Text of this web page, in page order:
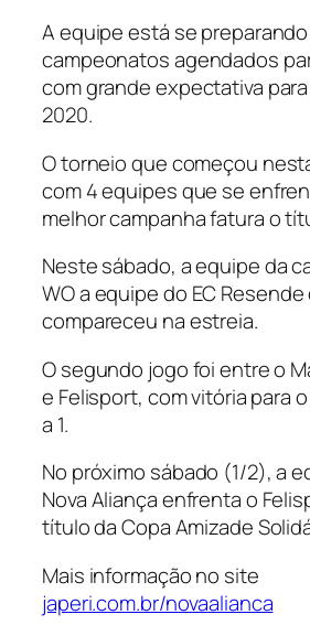
A equipe está se
campeonatos agendados
com grande expectativa
2020.
O torneio que começou
com 4 equipes que se
melhor campanha fatura o
Neste sábado, a equipe da
WO a equipe do EC
compareceu na estreia.
O segundo jogo foi entre o
e Felisport, com vitória para
a 1.
No próximo sábado (1/2), a
Nova Aliança enfrenta o
título da Copa Amizade
Mais informação no site
japeri.com.br/novaalianca